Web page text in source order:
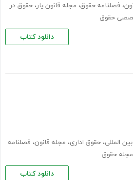
، فصلنامه حقوق، مجله قانون یار، حقوق در
حقوق
دانلود کتاب
المللی، حقوق اداری، مجله قانون، فصلنامه
مجله حقوق
دانلود کتاب